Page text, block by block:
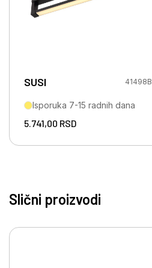
SUSI 41498B
Isporuka 7-15 radnih dana
5.741,00 RSD
Slični proizvodi